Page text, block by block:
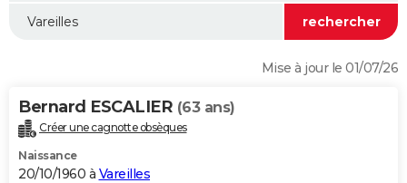
WEEK-END
Alimentation
Guide de la santé
Maladies
Médicaments
Sommeil
VOYAGE
Destinations
City break
Voyage nature
Voyage de noces
Forum
Climat
+PHOTO
Mise à jour le 01/07/26
Bernard ESCALIER (63 ans)
Créer une cagnotte obsèques
Naissance
20/10/1960 à Vareilles